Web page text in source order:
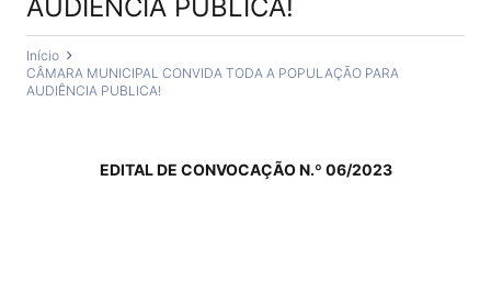
AUDIÊNCIA PUBLICA!
Início
CÂMARA MUNICIPAL CONVIDA TODA A POPULAÇÃO PARA
AUDIÊNCIA PUBLICA!
EDITAL DE CONVOCAÇÃO N.º 06/2023